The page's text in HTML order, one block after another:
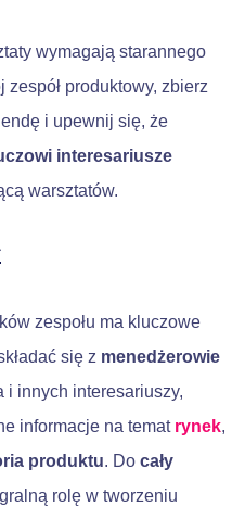
wymagają starannego
produktowy, zbierz
i upewnij się, że
interesariusze
warsztatów.
zespołu ma kluczowe
się z menedżerowie
i innych interesariuszy,
informacje na temat rynek,
produktu. Do cały
rolę w tworzeniu